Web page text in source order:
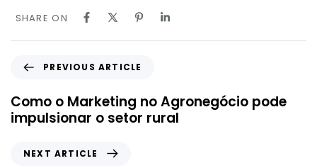
SHARE ON
PREVIOUS ARTICLE
Como o Marketing no Agronegócio pode
impulsionar o setor rural
NEXT ARTICLE